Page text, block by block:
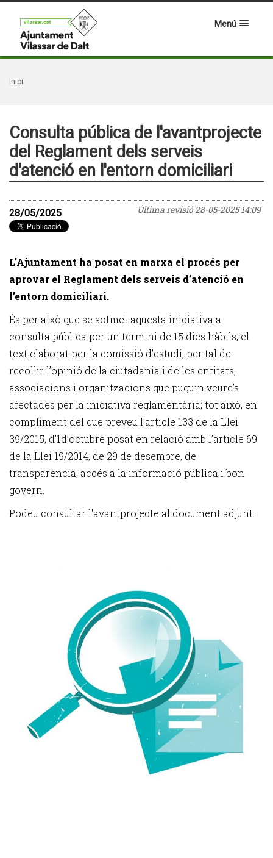
Menú
Inici
Consulta pública de l'avantprojecte
del Reglament dels serveis
d'atenció en l'entorn domiciliari
Última revisió28-05-2025 14:09
28/05/2025
L'Ajuntament ha posat en marxa el procés per
aprovar el Reglament dels serveis d’atenció en
l’entorn domiciliari.
És per això que se sotmet aquesta iniciativa a
consulta pública per un termini de 15 dies hàbils, el
text elaborat per la comissió d’estudi, per tal de
recollir l’opinió de la ciutadania i de les entitats,
associacions i organitzacions que puguin veure’s
afectades per la iniciativa reglamentària; tot això, en
compliment del que preveu l’article 133 de la Llei
39/2015, d’1d’octubre posat en relació amb l’article 69
de la Llei 19/2014, de 29 de desembre, de
transparència, accés a la informació pública i bon
govern.
Podeu consultar l'avantprojecte al document adjunt.